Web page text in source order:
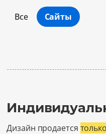
Все Сайты
Дизайн продается